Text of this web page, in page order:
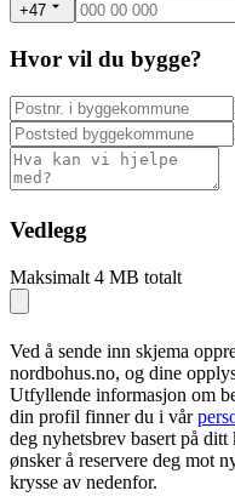
+47
Hvor vil du bygge?
Vedlegg
Maksimalt 4 MB totalt
Ved å sende inn skjema
nordbohus.no, og dine
Utfyllende informasjon om
din profil finner du i vår
deg nyhetsbrev basert på
ønsker å reservere deg mot
krysse av nedenfor.